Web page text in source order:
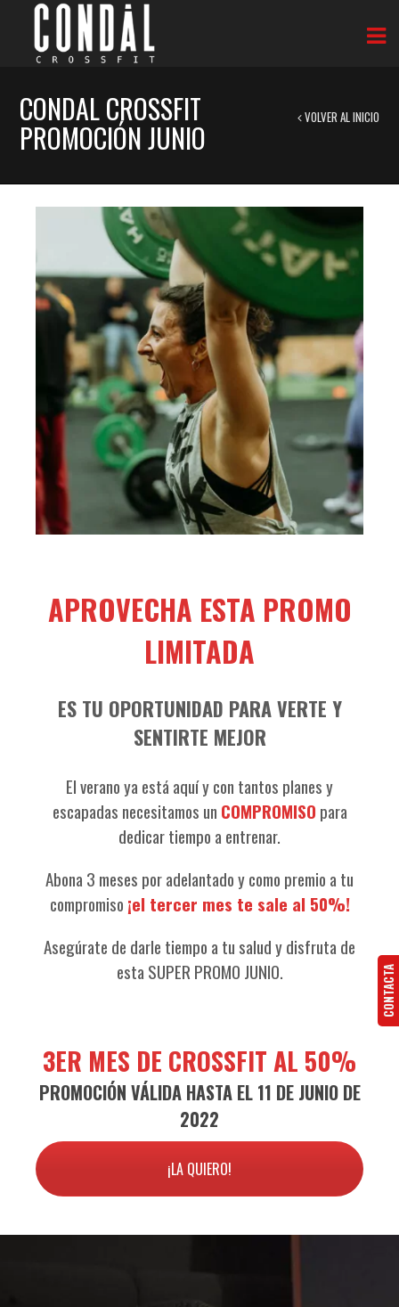
CONDAL CROSSFIT
PROMOCIÓN JUNIO
VOLVER AL INICIO
APROVECHA ESTA PROMO
LIMITADA
ES TU OPORTUNIDAD PARA VERTE Y
SENTIRTE MEJOR
El verano ya está aquí y con tantos planes y
escapadas necesitamos un COMPROMISO para
dedicar tiempo a entrenar.
Abona 3 meses por adelantado y como premio a tu
compromiso ¡el tercer mes te sale al 50%!
Asegúrate de darle tiempo a tu salud y disfruta de
esta SUPER PROMO JUNIO.
3ER MES DE CROSSFIT AL 50%
PROMOCIÓN VÁLIDA HASTA EL 11 DE JUNIO DE
2022
¡LA QUIERO!
CONTACTA